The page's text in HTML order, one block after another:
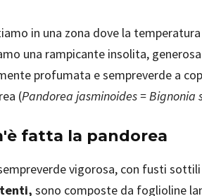
in una zona dove la temperatura
una rampicante insolita,
profumata e sempreverde a
(Pandorea jasminoides = Bignonia
fatta la pandorea
vigorosa, con fusti
sono composte da foglioline